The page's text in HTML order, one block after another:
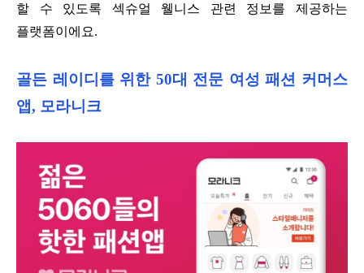
할 수 있도록 섹슈얼 웰니스 관련 정보를 제공하는
플랫폼이에요.
골든 레이디를 위한50대 전문 여성 패션 커머스
앱, 모라니크